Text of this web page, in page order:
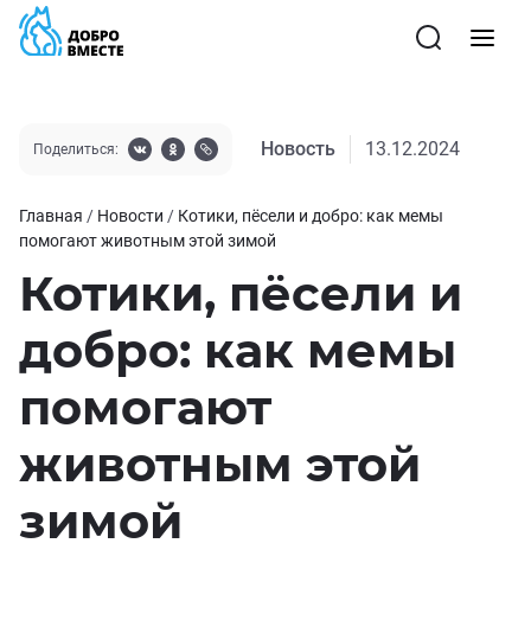
Поделиться: Новость 13.12.2024
Главная / Новости / Котики, пёсели и добро: как мемы
помогают животным этой зимой
Котики, пёсели и
добро: как мемы
помогают
животным этой
зимой